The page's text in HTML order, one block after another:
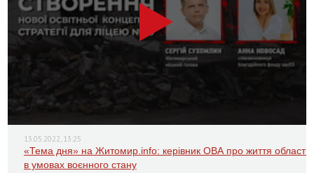
13.05.2022, 13:25
«Тема дня» на Житомир.info: керівник ОВА про життя області
в умовах воєнного стану